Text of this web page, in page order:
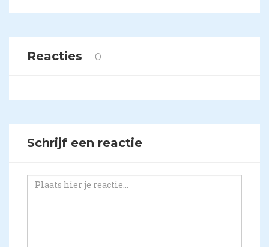
Reacties 0
Schrijf een reactie